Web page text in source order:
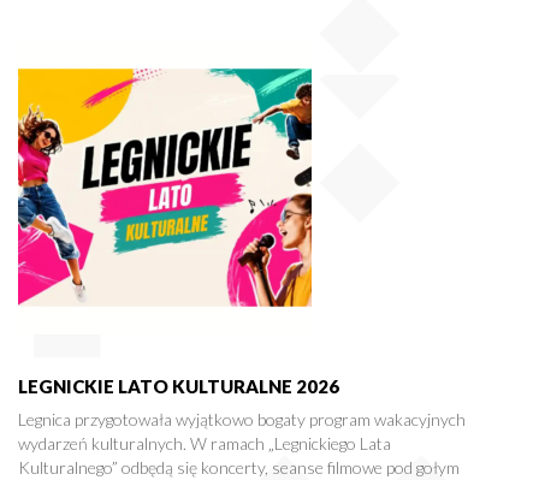
LEGNICKIE LATO KULTURALNE 2026
Legnica przygotowała wyjątkowo bogaty program wakacyjnych
wydarzeń kulturalnych. W ramach „Legnickiego Lata
Kulturalnego” odbędą się koncerty, seanse filmowe pod gołym